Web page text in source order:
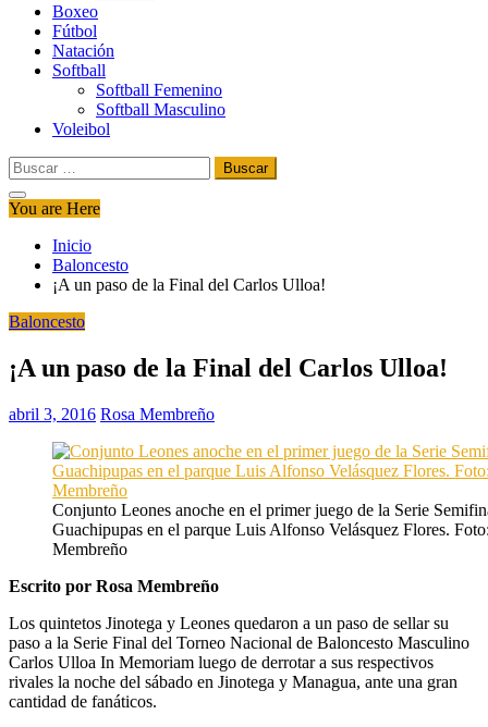
Boxeo
Fútbol
Natación​
Softball​
Softball​ Femenino
Softball​ Masculino
Voleibol​
Buscar:
You are Here
Inicio
Baloncesto
¡A un paso de la Final del Carlos Ulloa!
Baloncesto
¡A un paso de la Final del Carlos Ulloa!
abril 3, 2016 Rosa Membreño
Conjunto Leones anoche en el primer juego de la Serie
Guachipupas en el parque Luis Alfonso Velásquez Flores.
Membreño
Escrito por Rosa Membreño
Los quintetos Jinotega y Leones quedaron a un paso de sellar su
paso a la Serie Final del Torneo Nacional de Baloncesto Masculino
Carlos Ulloa In Memoriam luego de derrotar a sus respectivos
rivales la noche del sábado en Jinotega y Managua, ante una gran
cantidad de fanáticos.